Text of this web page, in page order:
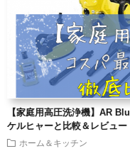
【家庭用高圧洗浄機】AR
ケルヒャーと比較＆レビュー
ホーム＆キッチン